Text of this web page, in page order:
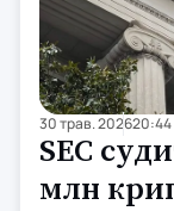
30 трав. 202620:44
SEC
млн